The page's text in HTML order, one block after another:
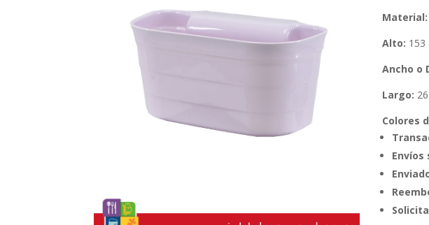
Material:
Alto: 153
Ancho o
Largo:
Colores
Envíos